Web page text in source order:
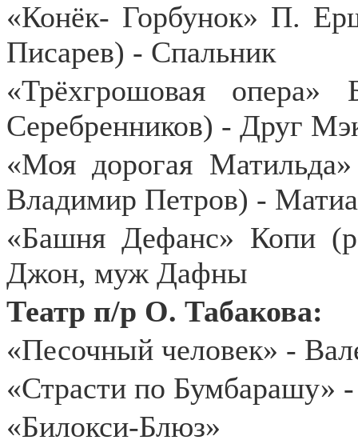
«Конёк- Горбунок» П.
Писарев) - Спальник
«Трёхгрошовая
Серебренников) - Друг
«Моя дорогая
Владимир Петров) -
«Башня Дефанс» Копи
Джон, муж Дафны
Театр п/р О. Табакова:
«Песочный человек» -
«Страсти по Бумбарашу»
«Билокси-Блюз»